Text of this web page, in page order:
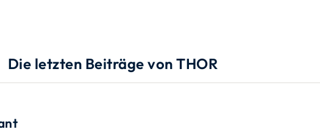
Die letzten Beiträge von THOR